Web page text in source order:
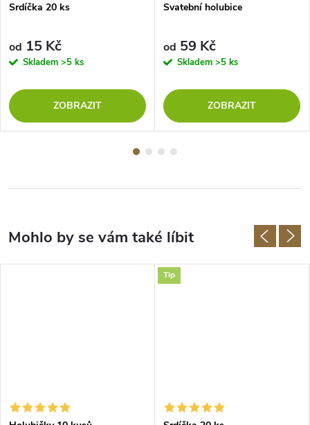
Srdíčka 20 ks
od 15 Kč
Skladem >5 ks
ZOBRAZIT
Svatební holubice
od 59 Kč
Skladem >5 ks
ZOBRAZIT
Tip